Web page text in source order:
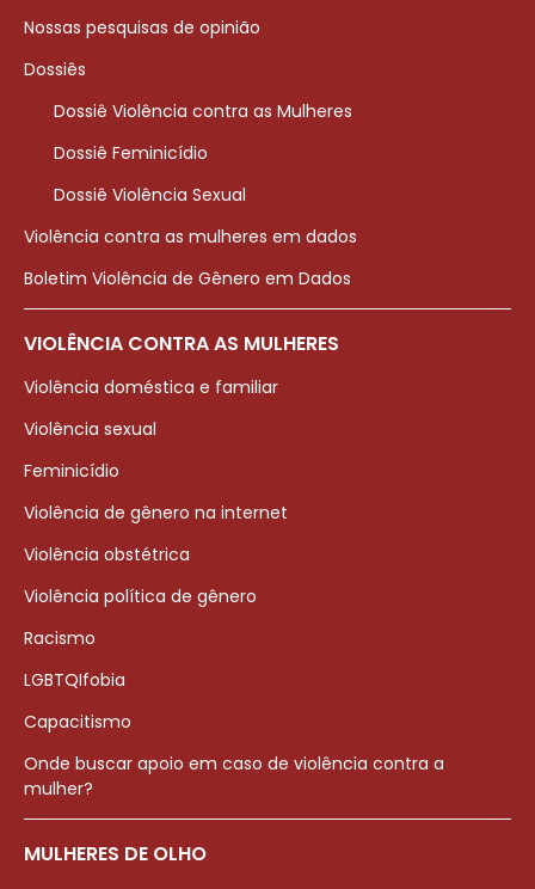
Nossas pesquisas de opinião
Dossiês
Dossiê Violência contra as Mulheres
Dossiê Feminicídio
Dossiê Violência Sexual
Violência contra as mulheres em dados
Boletim Violência de Gênero em Dados
VIOLÊNCIA CONTRA AS MULHERES
Violência doméstica e familiar
Violência sexual
Feminicídio
Violência de gênero na internet
Violência obstétrica
Violência política de gênero
Racismo
LGBTQIfobia
Capacitismo
Onde buscar apoio em caso de violência contra a
mulher?
MULHERES DE OLHO